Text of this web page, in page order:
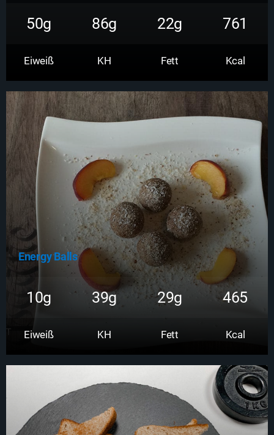
50g 86g 22g 761
Eiweiß KH Fett Kcal
Energy Balls
10g 39g 29g 465
Eiweiß KH Fett Kcal